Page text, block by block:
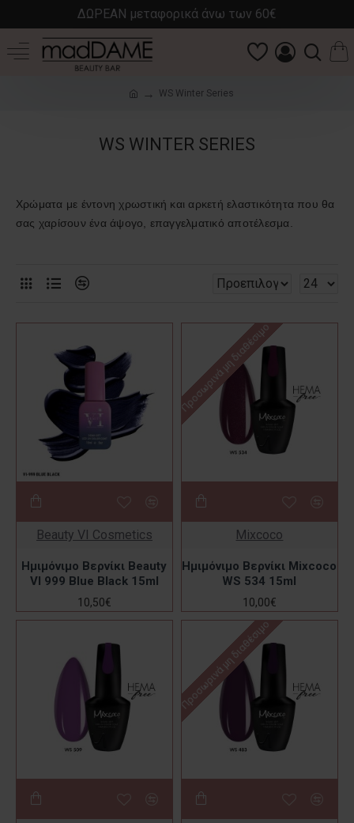
ΔΩΡΕΑΝ μεταφορικά άνω των 60€
WS Winter Series
WS WINTER SERIES
Χρώματα με έντονη χρωστική και αρκετή ελαστικότητα που θα
σας χαρίσουν ένα άψογο, επαγγελματικό αποτέλεσμα.
Beauty VI Cosmetics
Ημιμόνιμο Βερνίκι Beauty
VI 999 Blue Black 15ml
10,50€
Προσωρινά μη διαθέσιμο
Mixcoco
Ημιμόνιμο Βερνίκι Mixcoco
WS 534 15ml
10,00€
Προσωρινά μη διαθέσιμο